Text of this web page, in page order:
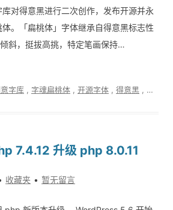
对得意黑进行二次创作，发布开源并永
。「扁桃体」字体继承自得意黑标志性
斜，挺拔高挑，特定笔画保持…
字库 字魂扁桃体 开源字体 得意黑 扁桃体
7.4.12 升级 php 8.0.11
收藏夹 暂无留言